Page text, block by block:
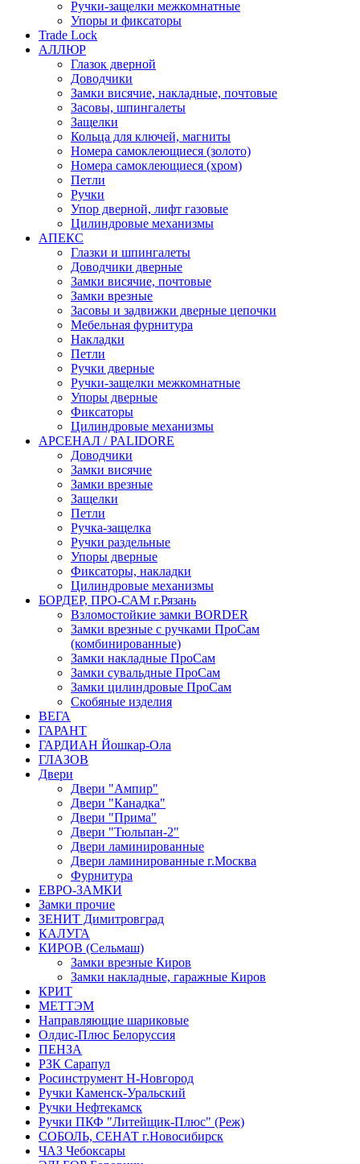
Ручки-защелки межкомнатные
Упоры и фиксаторы
Trade Lock
АЛЛЮР
Глазок дверной
Доводчики
Замки висячие, накладные, почтовые
Засовы, шпингалеты
Защелки
Кольца для ключей, магниты
Номера самоклеющиеся (золото)
Номера самоклеющиеся (хром)
Петли
Ручки
Упор дверной, лифт газовые
Цилиндровые механизмы
АПЕКС
Глазки и шпингалеты
Доводчики дверные
Замки висячие, почтовые
Замки врезные
Засовы и задвижки дверные цепочки
Мебельная фурнитура
Накладки
Петли
Ручки дверные
Ручки-защелки межкомнатные
Упоры дверные
Фиксаторы
Цилиндровые механизмы
АРСЕНАЛ / PALIDORE
Доводчики
Замки висячие
Замки врезные
Защелки
Петли
Ручка-защелка
Ручки раздельные
Упоры дверные
Фиксаторы, накладки
Цилиндровые механизмы
БОРДЕР, ПРО-САМ г.Рязань
Взломостойкие замки BORDER
Замки врезные с ручками ПроСам
(комбинированные)
Замки накладные ПроСам
Замки сувальдные ПроСам
Замки цилиндровые ПроСам
Скобяные изделия
ВЕГА
ГАРАНТ
ГАРДИАН Йошкар-Ола
ГЛАЗОВ
Двери
Двери "Ампир"
Двери "Канадка"
Двери "Прима"
Двери "Тюльпан-2"
Двери ламинированные
Двери ламинированные г.Москва
Фурнитура
ЕВРО-ЗАМКИ
Замки прочие
ЗЕНИТ Димитровград
КАЛУГА
КИРОВ (Сельмаш)
Замки врезные Киров
Замки накладные, гаражные Киров
КРИТ
МЕТТЭМ
Направляющие шариковые
Олдис-Плюс Белоруссия
ПЕНЗА
РЗК Сарапул
Росинструмент Н-Новгород
Ручки Каменск-Уральский
Ручки Нефтекамск
Ручки ПКФ "Литейщик-Плюс" (Реж)
СОБОЛЬ, СЕНАТ г.Новосибирск
ЧАЗ Чебоксары